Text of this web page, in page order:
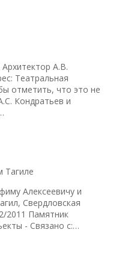
А.В.
Театральная
отметить, что это не
Кондратьев и
Тагиле
Алексеевичу и
Свердловская
2011 Памятник
- Связано с:…